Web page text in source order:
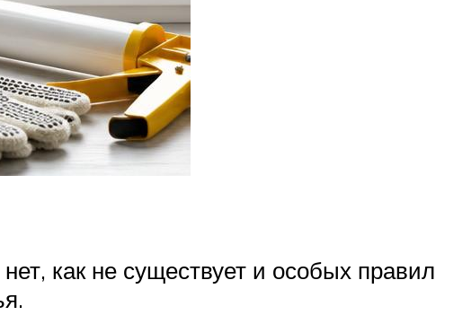
как не существует и особых правил